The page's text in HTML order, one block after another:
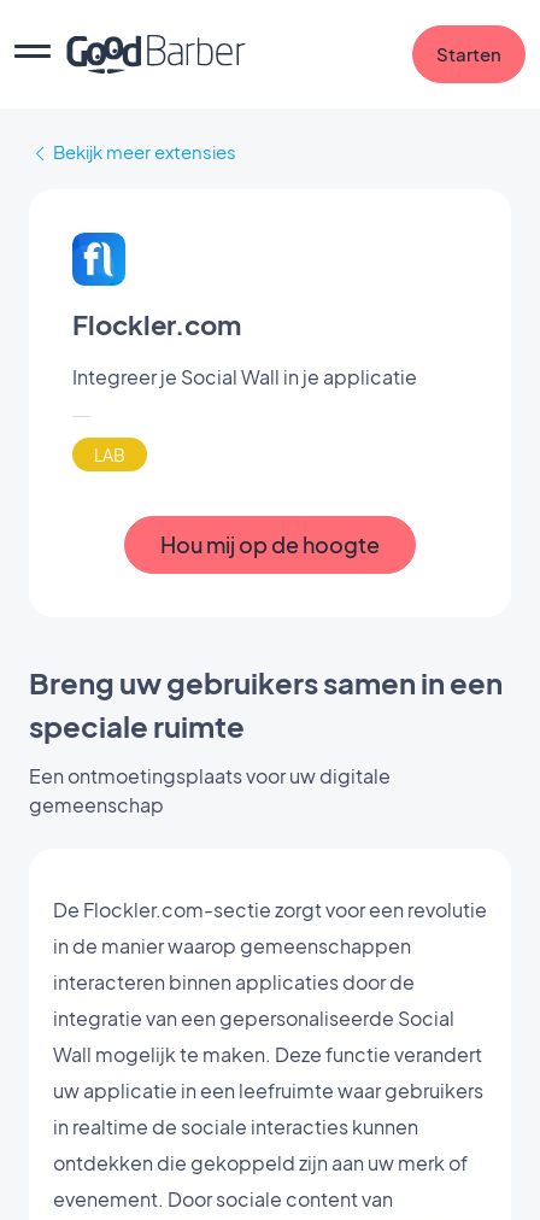
Starten
Bekijk meer extensies
Flockler.com
Integreer je Social Wall in je applicatie
LAB
Hou mij op de hoogte
Breng uw gebruikers samen in een
speciale ruimte
Een ontmoetingsplaats voor uw digitale
gemeenschap
De Flockler.com-sectie zorgt voor een revolutie
in de manier waarop gemeenschappen
interacteren binnen applicaties door de
integratie van een gepersonaliseerde Social
Wall mogelijk te maken. Deze functie verandert
uw applicatie in een leefruimte waar gebruikers
in realtime de sociale interacties kunnen
ontdekken die gekoppeld zijn aan uw merk of
evenement. Door sociale content van